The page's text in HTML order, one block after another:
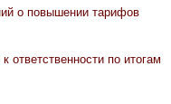
о повышении тарифов
по итогам